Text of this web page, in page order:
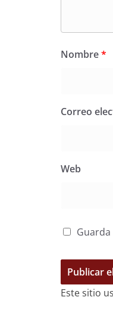
Nombre*
Correo
Web
Este sitio